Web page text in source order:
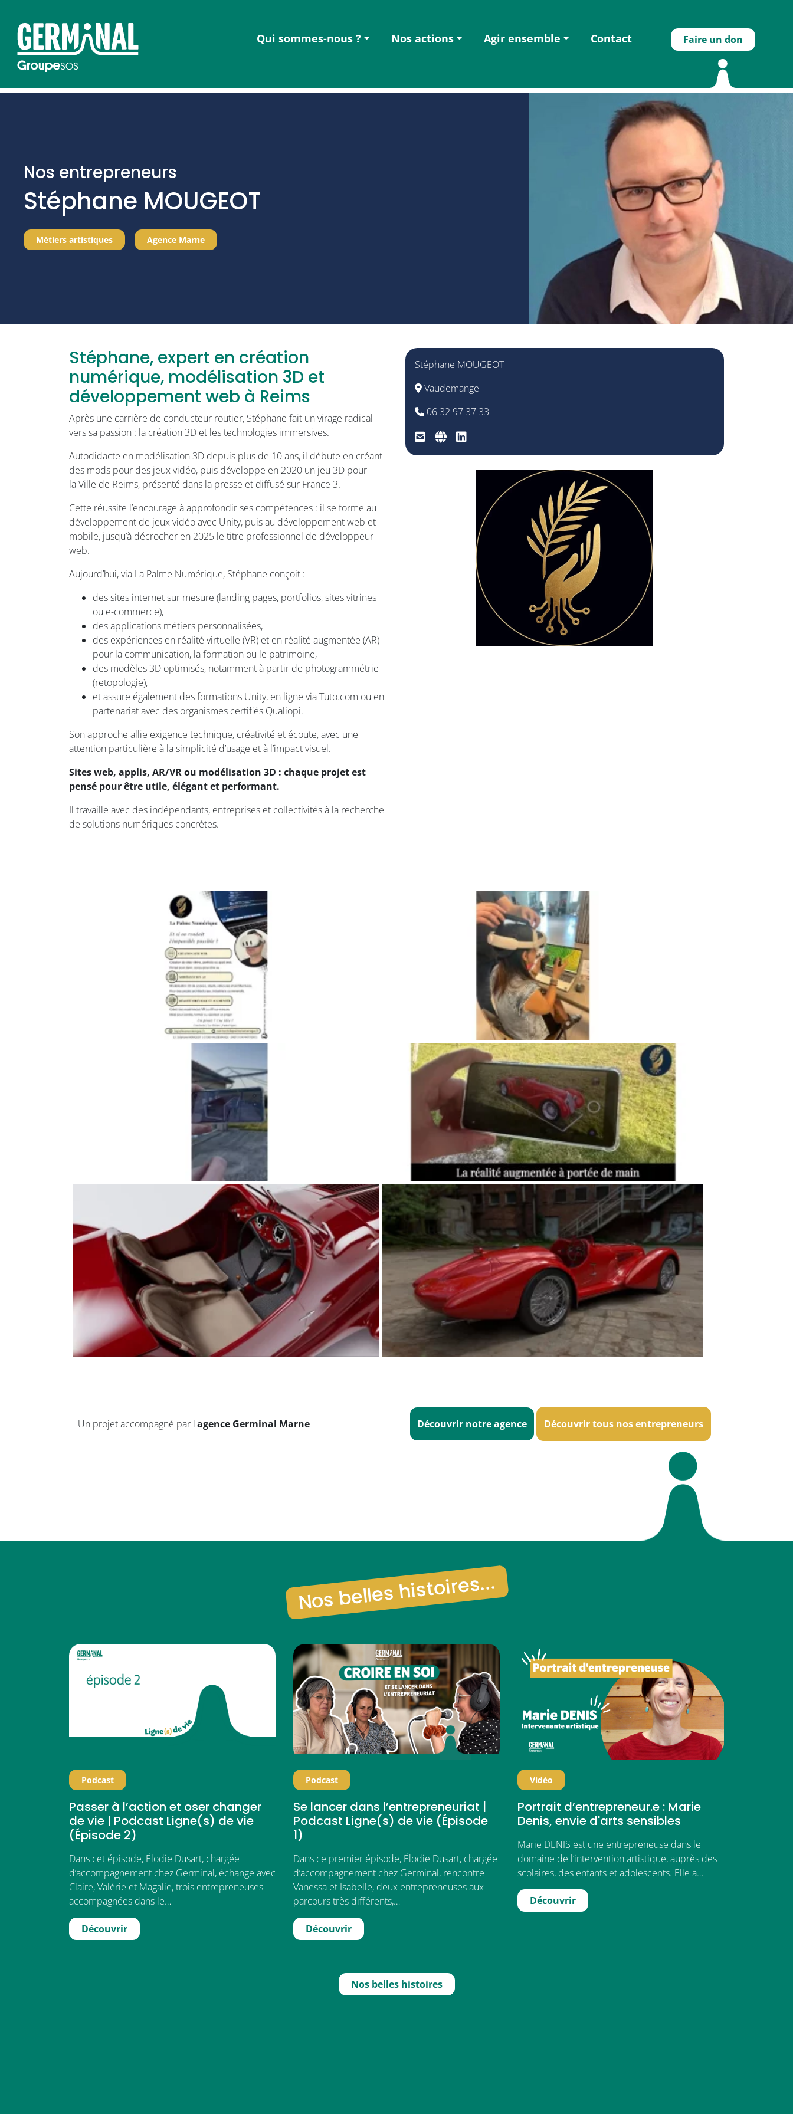
Qui sommes-nous ? Nos actions Agir ensemble Contact Faire un don
Nos entrepreneurs
Stéphane MOUGEOT
Métiers artistiques Agence Marne
Stéphane, expert en création
numérique, modélisation 3D et
développement web à Reims
Après une carrière de conducteur routier, Stéphane fait un virage radical
vers sa passion : la création 3D et les technologies immersives.
Autodidacte en modélisation 3D depuis plus de 10 ans, il débute en créant
des mods pour des jeux vidéo, puis développe en 2020 un jeu 3D pour
la Ville de Reims, présenté dans la presse et diffusé sur France 3.
Cette réussite l’encourage à approfondir ses compétences : il se forme au
développement de jeux vidéo avec Unity, puis au développement web et
mobile, jusqu’à décrocher en 2025 le titre professionnel de développeur
web.
Aujourd’hui, via La Palme Numérique, Stéphane conçoit :
des sites internet sur mesure (landing pages, portfolios, sites vitrines
ou e-commerce),
des applications métiers personnalisées,
des expériences en réalité virtuelle (VR) et en réalité augmentée (AR)
pour la communication, la formation ou le patrimoine,
des modèles 3D optimisés, notamment à partir de photogrammétrie
(retopologie),
et assure également des formations Unity, en ligne via Tuto.com ou en
partenariat avec des organismes certifiés Qualiopi.
Son approche allie exigence technique, créativité et écoute, avec une
attention particulière à la simplicité d’usage et à l’impact visuel.
Sites web, applis, AR/VR ou modélisation 3D : chaque projet est
pensé pour être utile, élégant et performant.
Il travaille avec des indépendants, entreprises et collectivités à la recherche
de solutions numériques concrètes.
Stéphane MOUGEOT
Vaudemange
06 32 97 37 33
Un projet accompagné par l'agence Germinal Marne Découvrir notre agence Découvrir tous nos entrepreneurs
Nos belles histoires...
Podcast
Passer à l’action et oser changer
de vie | Podcast Ligne(s) de vie
(Épisode 2)
Dans cet épisode, Élodie Dusart, chargée
d’accompagnement chez Germinal, échange avec
Claire, Valérie et Magalie, trois entrepreneuses
accompagnées dans le…
Découvrir
Podcast
Se lancer dans l’entrepreneuriat |
Podcast Ligne(s) de vie (Épisode
1)
Dans ce premier épisode, Élodie Dusart, chargée
d’accompagnement chez Germinal, rencontre
Vanessa et Isabelle, deux entrepreneuses aux
parcours très différents,…
Découvrir
Vidéo
Portrait d’entrepreneur.e : Marie
Denis, envie d'arts sensibles
Marie DENIS est une entrepreneuse dans le
domaine de l’intervention artistique, auprès des
scolaires, des enfants et adolescents. Elle a…
Découvrir
Nos belles histoires